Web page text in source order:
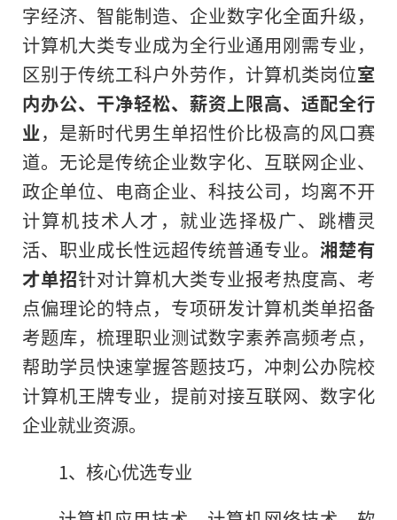
字经济、智能制造、企业数字化全面升级，
计算机大类专业成为全行业通用刚需专业，
区别于传统工科户外劳作，计算机类岗位室
内办公、干净轻松、薪资上限高、适配全行
业，是新时代男生单招性价比极高的风口赛
道。无论是传统企业数字化、互联网企业、
政企单位、电商企业、科技公司，均离不开
计算机技术人才，就业选择极广、跳槽灵
活、职业成长性远超传统普通专业。 湘楚有
才单招针对计算机大类专业报考热度高、考
点偏理论的特点，专项研发计算机类单招备
考题库，梳理职业测试数字素养高频考点，
帮助学员快速掌握答题技巧，冲刺公办院校
计算机王牌专业，提前对接互联网、数字化
企业就业资源。
1、核心优选专业